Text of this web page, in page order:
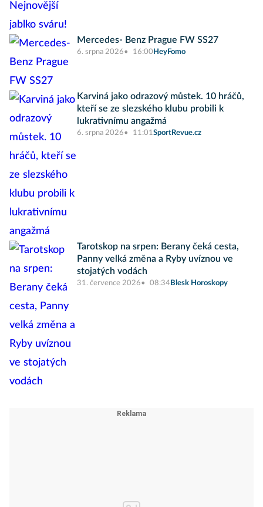
Mercedes- Benz Prague FW SS27
6. srpna 2026 16:00 HeyFomo
Karviná jako odrazový můstek. 10 hráčů,
kteří se ze slezského klubu probili k
lukrativnímu angažmá
6. srpna 2026 11:01SportRevue.cz
Tarotskop na srpen: Berany čeká cesta,
Panny velká změna a Ryby uvíznou ve
stojatých vodách
31. července 2026 08:34 Blesk Horoskopy